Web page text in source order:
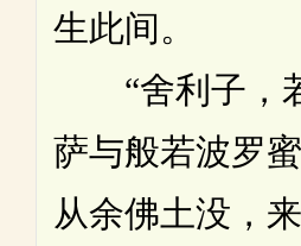
生此间。
“舍利子，
萨与般若波罗
从余佛土没，